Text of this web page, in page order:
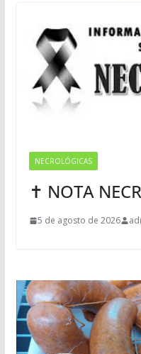
NECROLÓGICAS
✝ NOTA
5 de agosto de 2026